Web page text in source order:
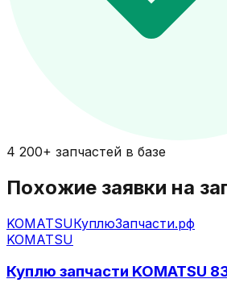
4 200+ запчастей в базе
Похожие заявки на
KOMATSUКуплюЗапчасти.рф
KOMATSU
Куплю запчасти KOMATSU